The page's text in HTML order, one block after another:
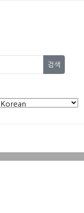
검색